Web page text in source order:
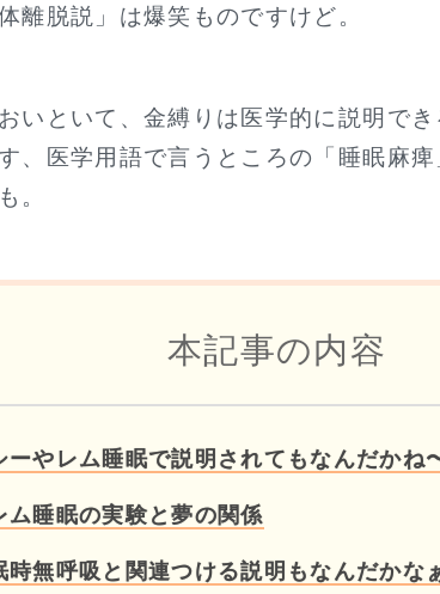
離脱説」は爆笑ものですけど。
いといて、金縛りは医学的に説明で
、医学用語で言うところの「睡眠麻
。
本記事の内容
やレム睡眠で説明されてもなんだかね
ム睡眠の実験と夢の関係
時無呼吸と関連つける説明もなんだかな